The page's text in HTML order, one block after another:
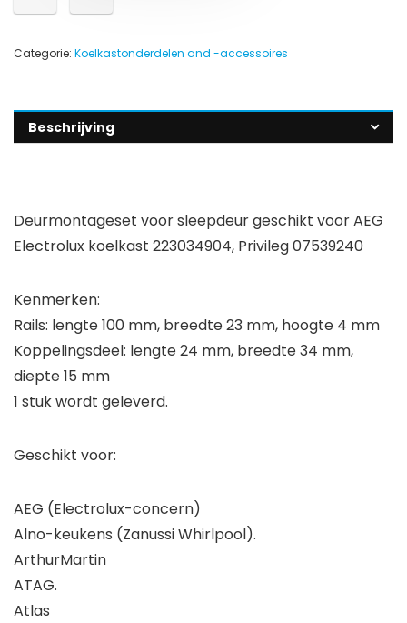
Categorie: Koelkastonderdelen and -accessoires
Beschrijving
Deurmontageset voor sleepdeur geschikt voor AEG
Electrolux koelkast 223034904, Privileg 07539240
Kenmerken:
Rails: lengte 100 mm, breedte 23 mm, hoogte 4 mm
Koppelingsdeel: lengte 24 mm, breedte 34 mm,
diepte 15 mm
1 stuk wordt geleverd.
Geschikt voor:
AEG (Electrolux-concern)
Alno-keukens (Zanussi Whirlpool).
ArthurMartin
ATAG.
Atlas